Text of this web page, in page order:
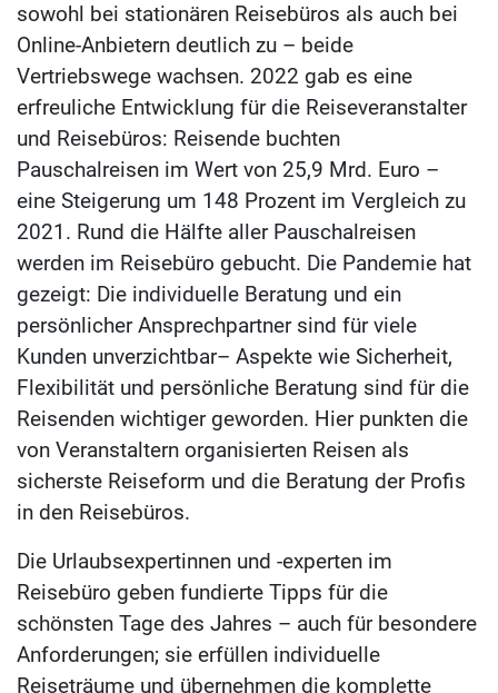
sowohl bei stationären Reisebüros als auch bei
Online-Anbietern deutlich zu – beide
Vertriebswege wachsen. 2022 gab es eine
erfreuliche Entwicklung für die Reiseveranstalter
und Reisebüros: Reisende buchten
Pauschalreisen im Wert von 25,9 Mrd. Euro –
eine Steigerung um 148 Prozent im Vergleich zu
2021. Rund die Hälfte aller Pauschalreisen
werden im Reisebüro gebucht. Die Pandemie hat
gezeigt: Die individuelle Beratung und ein
persönlicher Ansprechpartner sind für viele
Kunden unverzichtbar– Aspekte wie Sicherheit,
Flexibilität und persönliche Beratung sind für die
Reisenden wichtiger geworden. Hier punkten die
von Veranstaltern organisierten Reisen als
sicherste Reiseform und die Beratung der Profis
in den Reisebüros.
Die Urlaubsexpertinnen und -experten im
Reisebüro geben fundierte Tipps für die
schönsten Tage des Jahres – auch für besondere
Anforderungen; sie erfüllen individuelle
Reiseträume und übernehmen die komplette